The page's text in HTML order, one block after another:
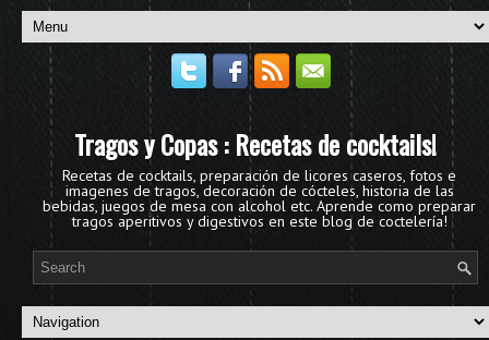
Tragos y Copas : Recetas de cocktails!
Recetas de cocktails, preparación de licores caseros, fotos e
imagenes de tragos, decoración de cócteles, historia de las
bebidas, juegos de mesa con alcohol etc. Aprende como preparar
tragos aperitivos y digestivos en este blog de coctelería!